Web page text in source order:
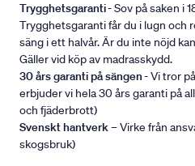
Trygghetsgaranti- Sov på saken i
Trygghetsgaranti får du i lugn och
säng i ett halvår. Är du inte nöjd
Gäller vid köp av madrasskydd.
30 års garanti på sängen- Vi tror
erbjuder vi hela 30 års garanti på
och fjäderbrott)
Svenskt hantverk– Virke från
skogsbruk)